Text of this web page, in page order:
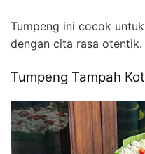
Tumpeng ini cocok
dengan cita rasa otentik.
Tumpeng Tampah